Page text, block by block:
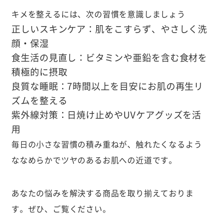
キメを整えるには、次の習慣を意識しましょう
正しいスキンケア：肌をこすらず、やさしく洗
顔・保湿
食生活の見直し：ビタミンや亜鉛を含む食材を
積極的に摂取
良質な睡眠：7時間以上を目安にお肌の再生リ
ズムを整える
紫外線対策：日焼け止めやUVケアグッズを活
用
毎日の小さな習慣の積み重ねが、触れたくなるよう
ななめらかでツヤのあるお肌への近道です。
あなたの悩みを解決する商品を取り揃えておりま
す。ぜひ、ご覧ください。